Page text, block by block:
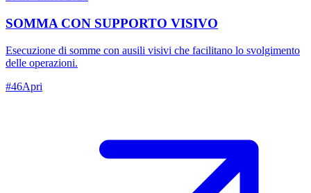
SOMMA CON SUPPORTO VISIVO
Esecuzione di somme con ausili visivi che facilitano lo svolgimento
delle operazioni.
#46Apri